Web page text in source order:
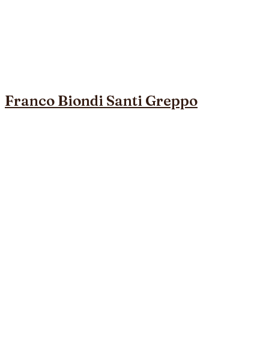
Franco Biondi Santi Greppo